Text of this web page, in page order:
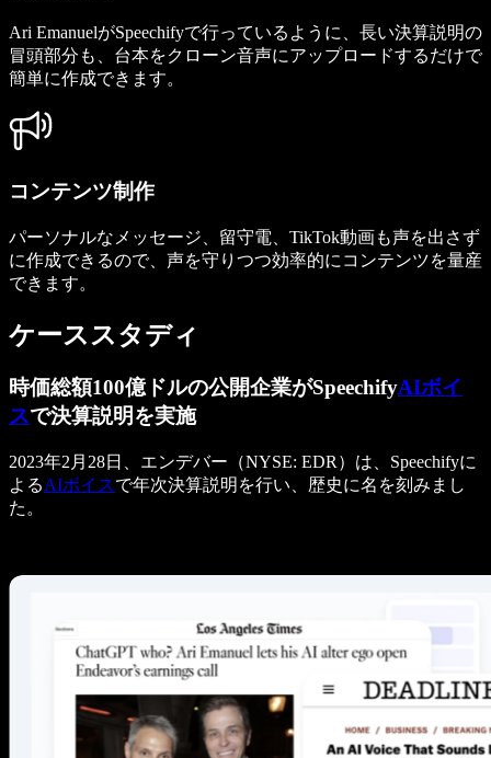
Ari EmanuelがSpeechifyで行っているように、長い決算説明の
冒頭部分も、台本をクローン音声にアップロードするだけで
簡単に作成できます。
コンテンツ制作
パーソナルなメッセージ、留守電、TikTok動画も声を出さず
に作成できるので、声を守りつつ効率的にコンテンツを量産
できます。
ケーススタディ
時価総額100億ドルの公開企業がSpeechifyAIボイ
スで決算説明を実施
2023年2月28日、エンデバー（NYSE: EDR）は、Speechifyに
よるAIボイスで年次決算説明を行い、歴史に名を刻みまし
た。